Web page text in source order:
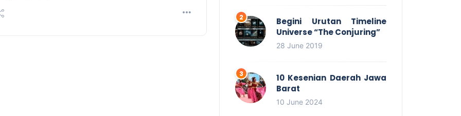
Begini Urutan Timeline
Universe “The Conjuring”
28 June 2019
10 Kesenian Daerah Jawa
Barat
10 June 2024